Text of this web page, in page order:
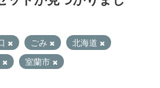
ごみ
北海道
室蘭市